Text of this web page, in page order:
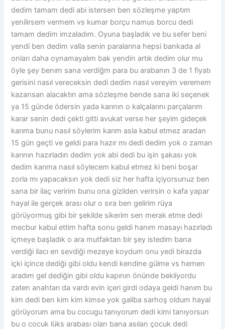
dedim tamam dedi abi istersen ben sözleşme yaptım
yenilirsem vermem vs kumar borçu namus borcu dedi
tamam dedim imzaladım. Oyuna başladık ve bu sefer beni
yendi ben dedim valla senin paralarına hepsi bankada al
onları daha oynamayalım bak yendin artık dedim olur mu
öyle şey benım sana verdiğm para bu arabanın 3 de 1 fiyatı
gerisini nasıl vereceksin dedi dedim nasıl vereyim veremem
kazansan alacaktın ama sözleşme bende sana iki seçenek
ya 15 günde ödersin yada karının o kalçalarını parçalarım
karar senin dedi çekti gitti avukat verse her şeyim gideçek
karıma bunu nasıl söylerim karım asla kabul etmez aradan
15 gün geçti ve geldi para hazır mı dedi dedim yok o zaman
karının hazırladın dedim yok abi dedi bu işin şakası yok
dedim karıma nasıl söylecem kabul etmez ki beni boşar
zorla mı yapacaksın yok dedi siz her hafta içiyorsunuz ben
sana bir ilaç veririm bunu ona gizliden verirsin o kafa yapar
hayal ile gerçek arası olur o sıra ben gelirim rüya
görüyormuş gibi bir şekilde sikerim sen merak etme dedi
mecbur kabul ettim hafta sonu geldi hanım masayı hazırladı
içmeye başladık o ara mutfaktan bir şey istedim bana
verdiği ilacı en sevdiği mezeye koydum onu yedi birazda
içki içince dediği gibi oldu kendi kendine gülme vs hemen
aradım gel dediğin gibi oldu kapının önünde bekliyordu
zaten anahtarı da vardı evin içeri girdi odaya geldi hanım bu
kim dedi ben kim kim kimse yok galiba sarhoş oldum hayal
görüyorum ama bu cocugu tanıyorum dedi kimi tanıyorsun
bu o cocuk lüks arabası olan bana asılan çocuk dedi